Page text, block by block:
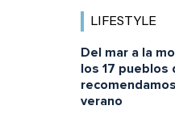
LIFESTYLE
Del mar a la
los 17 pueblos
verano